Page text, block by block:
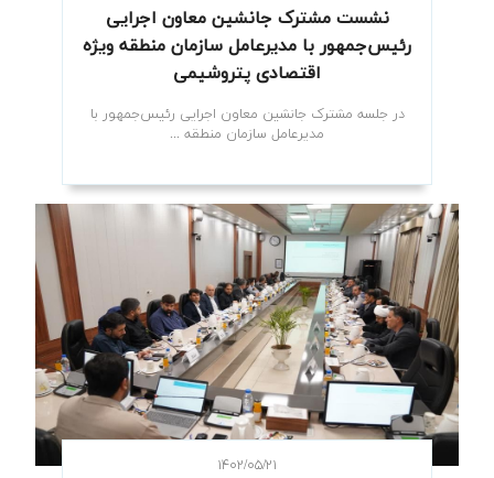
نشست مشترک جانشین معاون اجرایی
رئیس‌جمهور با مدیرعامل سازمان منطقه ویژه
اقتصادی پتروشیمی
در جلسه مشترک جانشین معاون اجرایی رئیس‌جمهور با
مدیرعامل سازمان منطقه ...
۱۴۰۲/۰۵/۲۱